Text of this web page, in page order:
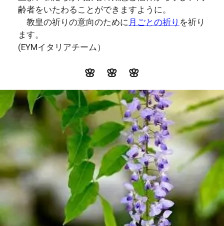
齢者をいたわることができますように。
教皇の祈りの意向のために 月ごとの祈り を祈り
ます。
(EYMイタリアチーム）
🌸 🌸 🌸